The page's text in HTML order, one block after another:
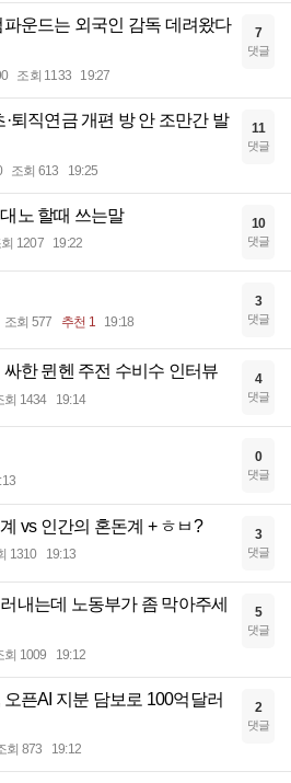
파운드는 외국인 감독 데려왔다
조회 1133 19:27
7
댓글
·퇴직연금 개편 방 안 조만간 발
조회 613 19:25
11
댓글
노 할때 쓰는말
1207 19:22
10
댓글
조회 577 추천 1 19:18
3
댓글
한 뮌헨 주전 수비수 인터뷰
회 1434 19:14
4
댓글
0
댓글
vs 인간의 혼돈계 + ㅎㅂ?
1310 19:13
3
댓글
내는데 노동부가 좀 막아주세
회 1009 19:12
5
댓글
픈AI 지분 담보로 100억달러
회 873 19:12
2
댓글